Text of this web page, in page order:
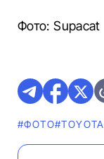
Фото: Supacat
#ФОТО#TOYOTA